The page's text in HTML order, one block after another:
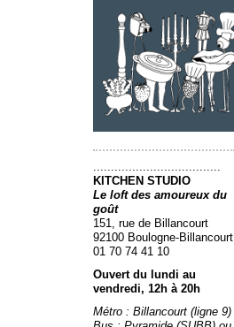
....................................
KITCHEN STUDIO
Le loft des amoureux du
goût
151, rue de Billancourt
92100 Boulogne-Billancourt
01 70 74 41 10
Ouvert du lundi au
vendredi, 12h à 20h
Métro : Billancourt (ligne 9)